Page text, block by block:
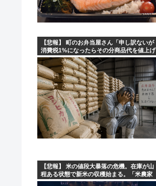
【悲報】 町のお弁当屋さん「申し訳ないが
消費税1%になったらその分商品代を値上げ
するわ」
【悲報】 米の値段大暴落の危機。在庫が山
程ある状態で新米の収穫始まる。「米農家
が生活できない」